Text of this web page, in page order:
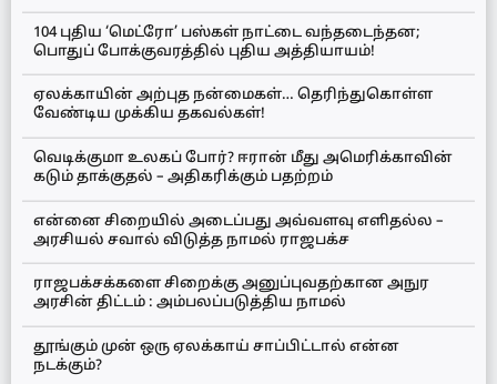
104 புதிய ‘மெட்ரோ’ பஸ்கள் நாட்டை வந்தடைந்தன;
பொதுப் போக்குவரத்தில் புதிய அத்தியாயம்!
ஏலக்காயின் அற்புத நன்மைகள்… தெரிந்துகொள்ள
வேண்டிய முக்கிய தகவல்கள்!
வெடிக்குமா உலகப் போர்? ஈரான் மீது அமெரிக்காவின்
கடும் தாக்குதல் – அதிகரிக்கும் பதற்றம்
என்னை சிறையில் அடைப்பது அவ்வளவு எளிதல்ல –
அரசியல் சவால் விடுத்த நாமல் ராஜபக்ச
ராஜபக்சக்களை சிறைக்கு அனுப்புவதற்கான அநுர
அரசின் திட்டம் : அம்பலப்படுத்திய நாமல்
தூங்கும் முன் ஒரு ஏலக்காய் சாப்பிட்டால் என்ன
நடக்கும்?